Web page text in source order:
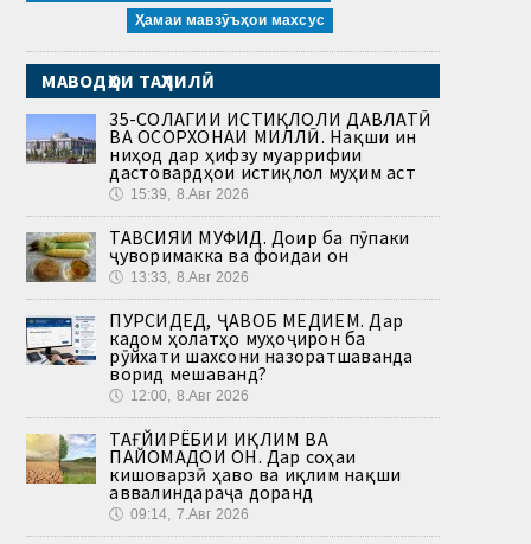
Ҳамаи мавзӯъҳои махсус
МАВОДҲОИ ТАҲЛИЛӢ
35-СОЛАГИИ ИСТИҚЛОЛИ ДАВЛАТӢ
ВА ОСОРХОНАИ МИЛЛӢ. Нақши ин
ниҳод дар ҳифзу муаррифии
дастовардҳои истиқлол муҳим аст
🕔 15:39, 8.Авг 2026
ТАВСИЯИ МУФИД. Доир ба пӯпаки
ҷуворимакка ва фоидаи он
🕔 13:33, 8.Авг 2026
ПУРСИДЕД, ҶАВОБ МЕДИҲЕМ. Дар
кадом ҳолатҳо муҳоҷирон ба
рӯйхати шахсони назоратшаванда
ворид мешаванд?
🕔 12:00, 8.Авг 2026
ТАҒЙИРЁБИИ ИҚЛИМ ВА
ПАЙОМАДҲОИ ОН. Дар соҳаи
кишоварзӣ ҳаво ва иқлим нақши
аввалиндараҷа доранд
🕔 09:14, 7.Авг 2026